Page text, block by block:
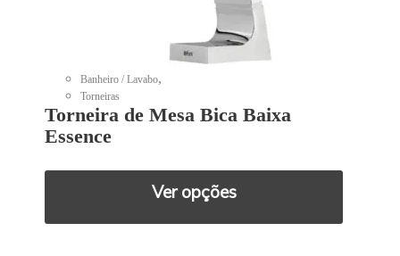
Banheiro / Lavabo,
Torneiras
Torneira de Mesa Bica Baixa
Essence
Ver opções